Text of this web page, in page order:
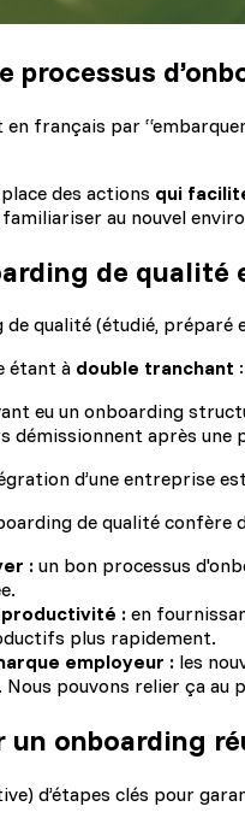
processus
français par
des actions qui
familiariser au nouvel
de qualité
de qualité (étudié, préparé
étant à double tranchant :
eu un onboarding
démissionnent après une
d’une entreprise
de qualité
: un bon processus
:en
plus rapidement.
employeur : les
pouvons relier ça au
un onboarding
d’étapes clés pour